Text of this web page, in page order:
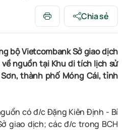
Chia sẻ
bộ Vietcombank Sở giao dịch
nguồn tại Khu di tích lịch sử
thành phố Móng Cái, tỉnh
có đ/c Đặng Kiên Định - Bí
giao dịch; các đ/c trong BCH